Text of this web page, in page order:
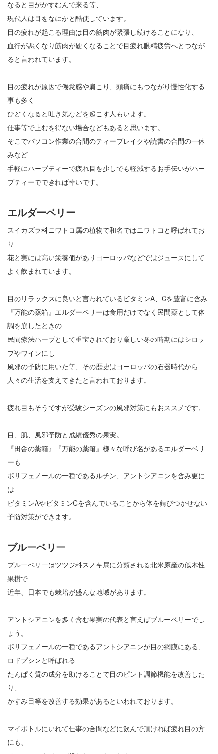
なると目がかすむんで来る等、
現代人は目をなにかと酷使しています。
目の疲れが起こる理由は目の筋肉が緊張し続けることになり、
血行が悪くなり筋肉が硬くなることで目疲れ眼精疲労へとつなが
ると言われています。
目の疲れが原因で倦怠感や肩こり、頭痛にもつながり慢性化する
事も多く
ひどくなると吐き気などを起こす人もいます。
仕事等で止むを得ない場合などもあると思います。
そこでパソコン作業の合間のティーブレイクや読書の合間の一休
みなど
手軽にハーブティーで疲れ目を少しでも軽減するお手伝いがハー
ブティーでできれば幸いです。
エルダーベリー
スイカズラ科ニワトコ属の植物で和名ではニワトコと呼ばれてお
り
花と実には高い栄養価がありヨーロッパなどではジュースにして
よく飲まれています。
目のリラックスに良いと言われているビタミンA、Cを豊富に含み
『万能の薬箱』エルダーベリーは食用だけでなく民間薬として体
調を崩したときの
民間療法ハーブとして重宝されており厳しい冬の時期にはシロッ
プやワインにし
風邪の予防に用いた等、その歴史はヨーロッパの石器時代から
人々の生活を支えてきたと言われております。
疲れ目もそうですが受験シーズンの風邪対策にもおススメです。
目、肌、風邪予防と成績優秀の果実。
『田舎の薬箱』『万能の薬箱』様々な呼び名があるエルダーベリ
ーも
ポリフェノールの一種であるルチン、アントシアニンを含み更に
は
ビタミンAやビタミンCを含んでいることから体を錆びつかせない
予防対策ができます。
ブルーベリー
ブルーベリーはツツジ科スノキ属に分類される北米原産の低木性
果樹で
近年、日本でも栽培が盛んな地域があります。
アントシアニンを多く含む果実の代表と言えばブルーベリーでし
ょう。
ポリフェノールの一種であるアントシアニンが目の網膜にある、
ロドプシンと呼ばれる
たんぱく質の成分を助けることで目のピント調節機能を改善した
り、
かすみ目等を改善する効果があるといわれております。
マイボトルにいれて仕事の合間などに飲んで頂ければ疲れ目の方
にも、